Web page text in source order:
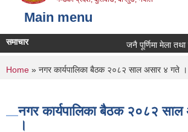
Main menu
समाचार जनै पूर्णिमा मेला
You are here
Home » नगर कार्यपालिका बैठक २०८२ साल असार ४ गते ।
नगर कार्यपालिका बैठक २०८२
।